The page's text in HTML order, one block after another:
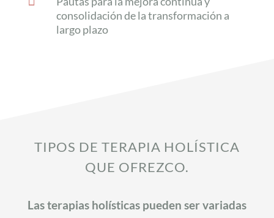
consolidación de la transformación a
largo plazo
TIPOS DE TERAPIA HOLÍSTICA
QUE OFREZCO.
Las terapias holísticas pueden ser variadas